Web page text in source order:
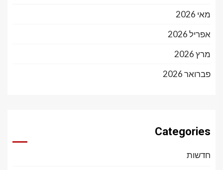
מאי 2026
אפריל 2026
מרץ 2026
פברואר 2026
Categories
חדשות